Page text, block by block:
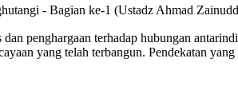
penghargaan terhadap hubungan
yang telah terbangun. Pendekatan